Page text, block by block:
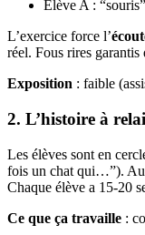
Élève A : “souris”
L’exercice force l’
réel. Fous rires garantis
Exposition : faible
2. L’histoire à
Les élèves sont en
fois un chat qui…”). Au
Chaque élève a 15-20
Ce que ça travaille :